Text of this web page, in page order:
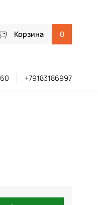
Корзина 0
+79183186997